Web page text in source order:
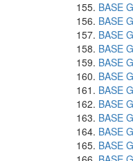
BASE
BASE
BASE
BASE
BASE
BASE
BASE
BASE
BASE
BASE
BASE